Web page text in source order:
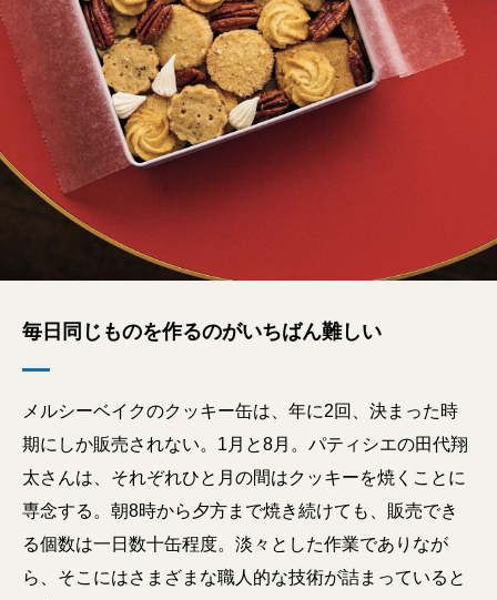
毎日同じものを作るのがいちばん難しい
メルシーベイクのクッキー缶は、年に2回、決まった時
期にしか販売されない。1月と8月。パティシエの田代翔
太さんは、それぞれひと月の間はクッキーを焼くことに
専念する。朝8時から夕方まで焼き続けても、販売でき
る個数は一日数十缶程度。淡々とした作業でありなが
ら、そこにはさまざまな職人的な技術が詰まっていると